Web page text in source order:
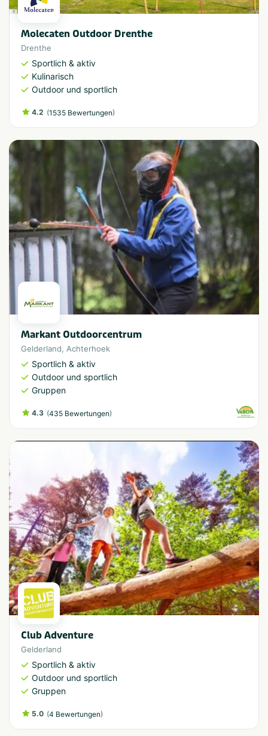
Molecaten Outdoor Drenthe
Drenthe
Sportlich & aktiv
Kulinarisch
Outdoor und sportlich
4.2 (1535 Bewertungen)
Markant Outdoorcentrum
Gelderland, Achterhoek
Sportlich & aktiv
Outdoor und sportlich
Gruppen
4.3 (435 Bewertungen)
Club Adventure
Gelderland
Sportlich & aktiv
Outdoor und sportlich
Gruppen
5.0 (4 Bewertungen)